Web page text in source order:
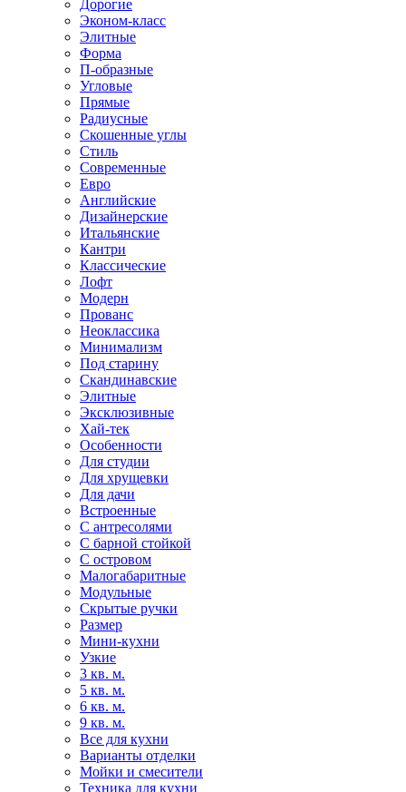
Дорогие
Эконом-класс
Элитные
Форма
П-образные
Угловые
Прямые
Радиусные
Скошенные углы
Стиль
Современные
Евро
Английские
Дизайнерские
Итальянские
Кантри
Классические
Лофт
Модерн
Прованс
Неоклассика
Минимализм
Под старину
Скандинавские
Элитные
Эксклюзивные
Хай-тек
Особенности
Для студии
Для хрущевки
Для дачи
Встроенные
С антресолями
С барной стойкой
С островом
Малогабаритные
Модульные
Скрытые ручки
Размер
Мини-кухни
Узкие
3 кв. м.
5 кв. м.
6 кв. м.
9 кв. м.
Все для кухни
Варианты отделки
Мойки и смесители
Техника для кухни